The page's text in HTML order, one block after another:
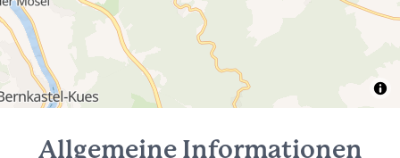
Allgemeine Informationen